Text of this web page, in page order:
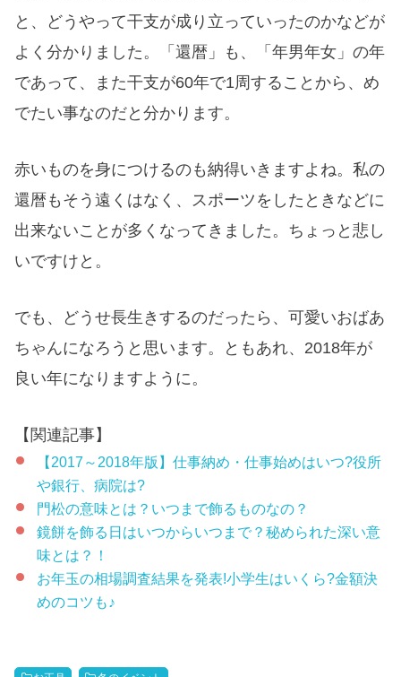
と、どうやって干支が成り立っていったのかなどが
よく分かりました。「還暦」も、「年男年女」の年
であって、また干支が60年で1周することから、め
でたい事なのだと分かります。
赤いものを身につけるのも納得いきますよね。私の
還暦もそう遠くはなく、スポーツをしたときなどに
出来ないことが多くなってきました。ちょっと悲し
いですけと。
でも、どうせ長生きするのだったら、可愛いおばあ
ちゃんになろうと思います。ともあれ、2018年が
良い年になりますように。
【関連記事】
【2017～2018年版】仕事納め・仕事始めはいつ?役所
や銀行、病院は?
門松の意味とは？いつまで飾るものなの？
鏡餅を飾る日はいつからいつまで？秘められた深い意
味とは？！
お年玉の相場調査結果を発表!小学生はいくら?金額決
めのコツも♪